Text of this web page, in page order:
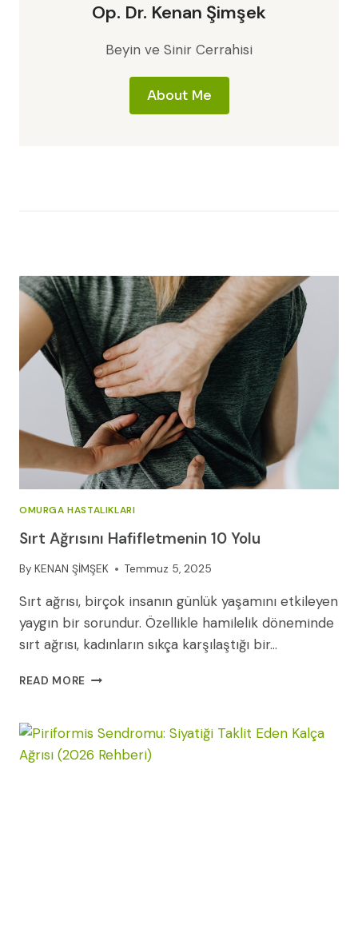
Op. Dr. Kenan Şimşek
Beyin ve Sinir Cerrahisi
About Me
OMURGA HASTALIKLARI
Sırt Ağrısını Hafifletmenin 10 Yolu
By KENAN ŞİMŞEK Temmuz 5, 2025
Sırt ağrısı, birçok insanın günlük yaşamını etkileyen
yaygın bir sorundur. Özellikle hamilelik döneminde
sırt ağrısı, kadınların sıkça karşılaştığı bir…
READ MORE SIRT
10